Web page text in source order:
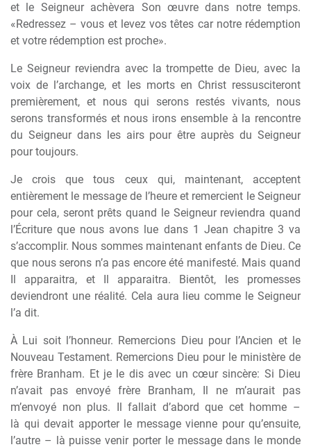
et le Seigneur achèvera Son œuvre dans notre temps.
«Redressez – vous et levez vos têtes car notre rédemption
et votre rédemption est proche».
Le Seigneur reviendra avec la trompette de Dieu, avec la
voix de l’archange, et les morts en Christ ressusciteront
premièrement, et nous qui serons restés vivants, nous
serons transformés et nous irons ensemble à la rencontre
du Seigneur dans les airs pourêtre auprès du Seigneur
pour toujours.
Je crois que tous ceux qui, maintenant, acceptent
entièrement le message de l’heure et remercient le Seigneur
pour cela, seront prêts quand le Seigneur reviendra quand
l’Écriture que nous avons lue dans 1 Jean chapitre 3 va
s’accomplir. Nous sommes maintenant enfants de Dieu. Ce
que nous serons n’a pas encore été manifesté. Mais quand
Il apparaitra, et Il apparaitra. Bientôt, les promesses
deviendront une réalité. Cela aura lieu comme le Seigneur
l’a dit.
À Lui soit l’honneur. Remercions Dieu pour l’Ancien et le
Nouveau Testament. Remercions Dieu pour le ministère de
frère Branham. Et je le dis avec un cœur sincère: Si Dieu
n’avait pas envoyé frère Branham, Il ne m’aurait pas
m’envoyé non plus. Il fallait d’abord que cet homme –
là qui devait apporter le message vienne pour qu’ensuite,
l’autre – là puisse venir porter le message dans le monde